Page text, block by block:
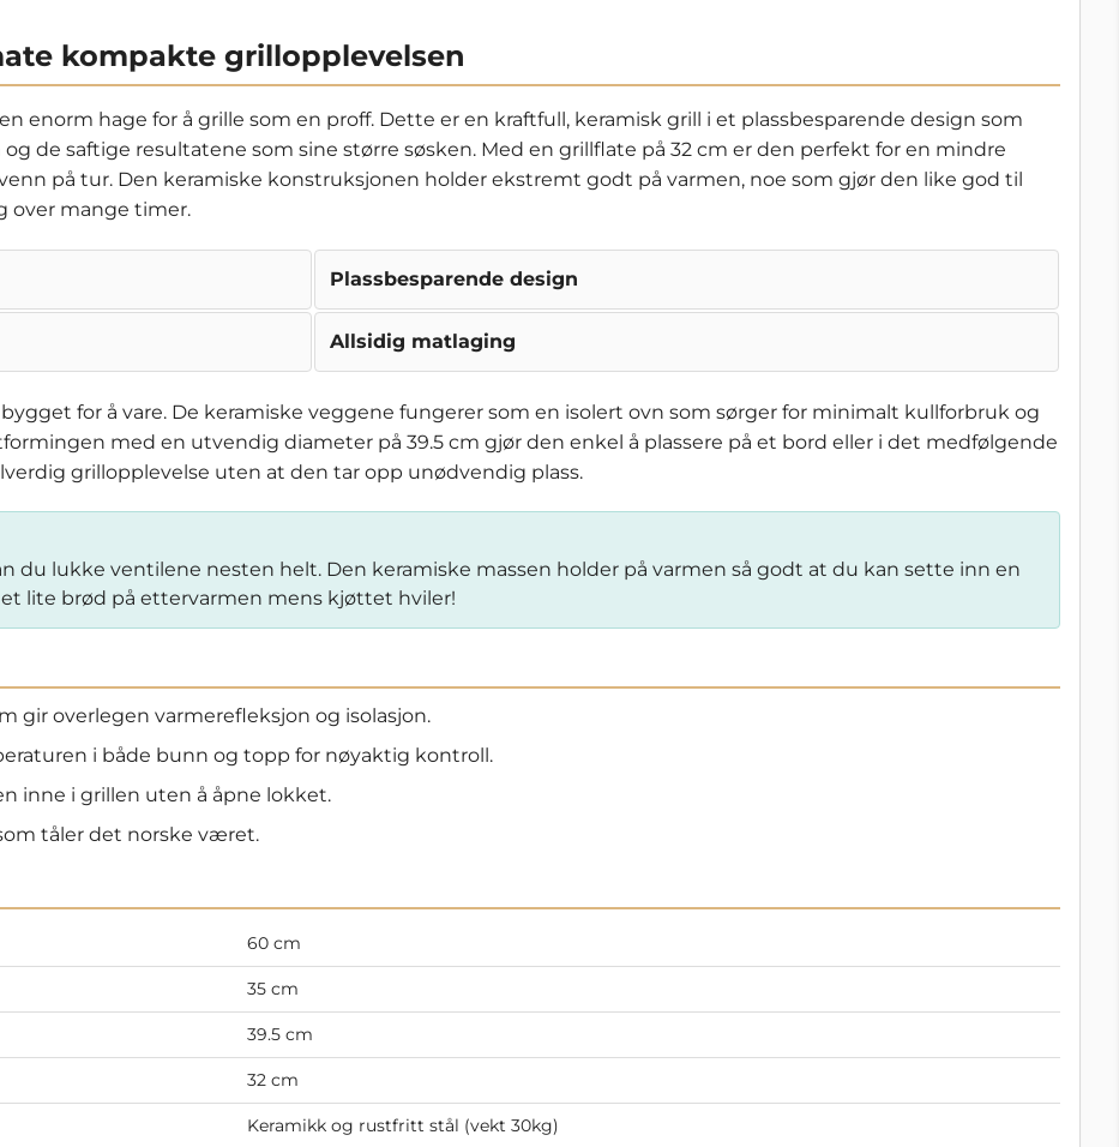
kompakte grillopplevelsen
enorm hage for å grille som en proff. Dette er en kraftfull, keramisk grill i et plassbesparende design som
de saftige resultatene som sine større søsken. Med en grillflate på 32 cm er den perfekt for en mindre
på tur. Den keramiske konstruksjonen holder ekstremt godt på varmen, noe som gjør den like god til
over mange timer.
Plassbesparende design
Allsidig matlaging
for å vare. De keramiske veggene fungerer som en isolert ovn som sørger for minimalt kullforbruk og
med en utvendig diameter på 39.5 cm gjør den enkel å plassere på et bord eller i det medfølgende
grillopplevelse uten at den tar opp unødvendig plass.
du lukke ventilene nesten helt. Den keramiske massen holder på varmen så godt at du kan sette inn en
lite brød på ettervarmen mens kjøttet hviler!
gir overlegen varmerefleksjon og isolasjon.
i både bunn og topp for nøyaktig kontroll.
inne i grillen uten å åpne lokket.
tåler det norske været.
60 cm
35 cm
39.5 cm
32 cm
Keramikk og rustfritt stål (vekt 30kg)